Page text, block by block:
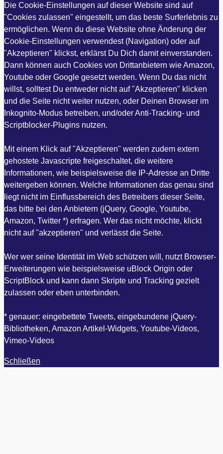
Die Cookie-Einstellungen auf dieser Website sind auf
"Cookies zulassen" eingestellt, um das beste Surferlebnis zu
ermöglichen. Wenn du diese Website ohne Änderung der
Cookie-Einstellungen verwendest (Navigation) oder auf
"Akzeptieren" klickst, erklärst Du Dich damit einverstanden.
Dann können auch Cookies von Drittanbietern wie Amazon,
Youtube oder Google gesetzt werden. Wenn Du das nicht
willst, solltest Du entweder nicht auf "Akzeptieren" klicken
und die Seite nicht weiter nutzen, oder Deinen Browser im
Inkognito-Modus betreiben, und/oder Anti-Tracking- und
Scriptblocker-Plugins nutzen.
Mit einem Klick auf "Akzeptieren" werden zudem extern
gehostete Javascripte freigeschaltet, die weitere
Informationen, wie beispielsweise die IP-Adresse an Dritte
weitergeben können. Welche Informationen das genau sind
liegt nicht im Einflussbereich des Betreibers dieser Seite,
das bitte bei den Anbietern (jQuery, Google, Youtube,
Amazon, Twitter *) erfragen. Wer das nicht möchte, klickt
nicht auf "akzeptieren" und verlässt die Seite.
Wer wer seine Identität im Web schützen will, nutzt Browser-
Erweiterungen wie beispielsweise uBlock Origin oder
ScriptBlock und kann dann Skripte und Tracking gezielt
zulassen oder eben unterbinden.
* genauer: eingebettete Tweets, eingebundene jQuery-
Bibliotheken, Amazon Artikel-Widgets, Youtube-Videos,
Vimeo-Videos
Schließen